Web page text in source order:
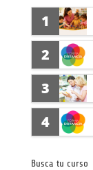
1
2
3
4
Busca tu curso